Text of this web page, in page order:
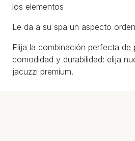
los elementos
Le da a su spa un aspecto
Elija la combinación perfecta de
comodidad y durabilidad: elija
jacuzzi premium.